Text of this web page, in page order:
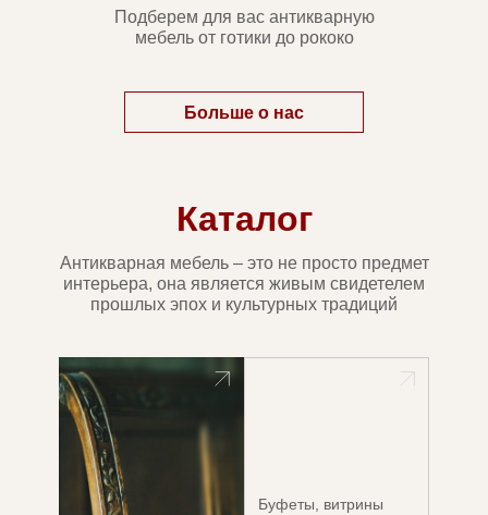
Подберем для вас антикварную
мебель от готики до рококо
Больше о нас
Каталог
Антикварная мебель – это не просто предмет
интерьера, она является живым свидетелем
прошлых эпох и культурных традиций
Буфеты, витрины